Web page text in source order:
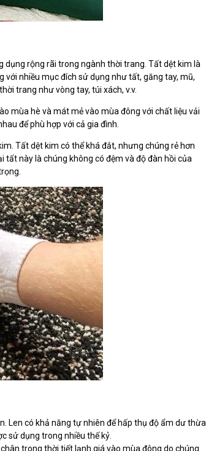
dụng rộng rãi trong ngành thời trang. Tất dệt kim là
nhiều mục đích sử dụng như tất, găng tay, mũ,
trang như vòng tay, túi xách, v.v.
mùa hè và mát mẻ vào mùa đông với chất liệu vải
để phù hợp với cả gia đình.
Tất dệt kim có thể khá đắt, nhưng chúng rẻ hơn
này là chúng không có đệm và độ đàn hồi của
Len có khả năng tự nhiên để hấp thụ độ ẩm dư thừa
sử dụng trong nhiều thế kỷ.
trong thời tiết lạnh giá vào mùa đông do chúng